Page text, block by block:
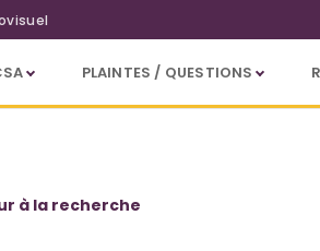
PLAINTES / QUESTIONS
Sports
à la recherche